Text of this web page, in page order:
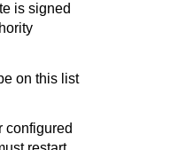
is signed
on this list
configured